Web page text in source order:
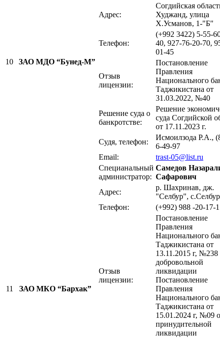
10 ЗАО МДО “Бунед-М”
Адрес:
Согдийская
Худжанд, улица
Х.Усманов, 1-"Б"
Телефон:
(+992 3422) 5-55-
40, 927-76-20-70,
01-45
Отзыв
лицензии:
Постановление
Правления
Национального
Таджикистана от
31.03.2022, №40
Решение суда о
банкротстве:
Решение
суда Согдийской
от 17.11.2023 г.
Судя, телефон:
Исмоилзода Р.А.,
6-49-97
Email:
trast-05@list.ru
11 ЗАО МКО “Бархак”
Специанальный
администратор:
Самедов
Сафарович
Адрес:
р. Шахринав, дж.
"Селбур",
Телефон:
(+992) 988 -20-17-
Отзыв
лицензии:
Постановление
Правления
Национального
Таджикистана от
13.11.2015 г, №238
добровольной
ликвидации
Постановление
Правления
Национального
Таджикистана от
15.01.2024 г, №09 о
принудительной
ликвидации